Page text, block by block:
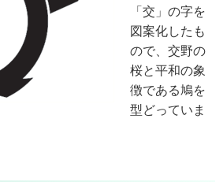
「交」の字を
図案化したも
ので、交野の
桜と平和の象
徴である鳩を
型どっていま